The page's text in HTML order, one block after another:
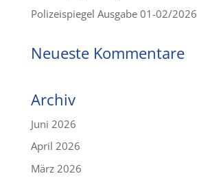
Polizeispiegel Ausgabe 01-02/2026
Neueste Kommentare
Archiv
Juni 2026
April 2026
März 2026